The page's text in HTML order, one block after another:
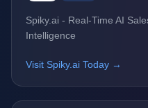
Spiky.ai - Real-Time AI
Intelligence
Visit Spiky.ai Today →